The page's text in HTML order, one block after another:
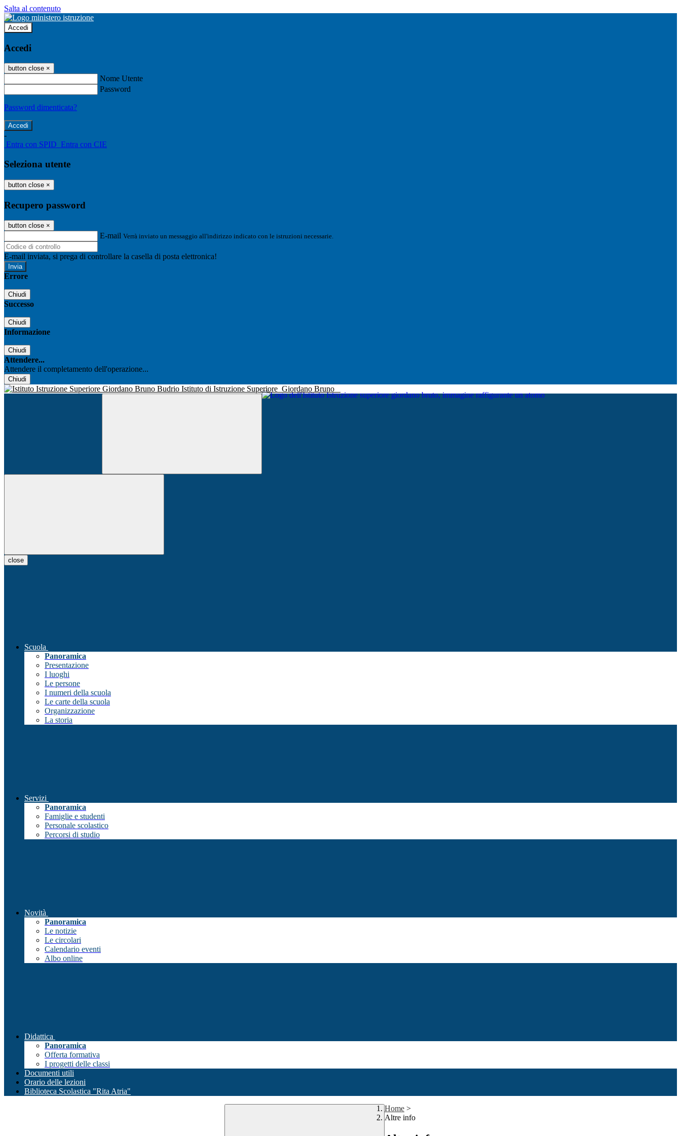
Salta al contenuto
Accedi
Accedi
button close ×
Nome Utente
Password
Password dimenticata?
-
Entra con SPID Entra con CIE
Seleziona utente
button close ×
Recupero password
button close ×
E-mail Verrà inviato un messaggio all'indirizzo indicato con le istruzioni necessarie.
E-mail inviata, si prega di controllare la casella di posta elettronica!
Errore
Chiudi
Successo
Chiudi
Informazione
Chiudi
Attendere...
Attendere il completamento dell'operazione...
Chiudi
Istituto di Istruzione Superiore Giordano Bruno
close
Scuola
Panoramica
Presentazione
I luoghi
Le persone
I numeri della scuola
Le carte della scuola
Organizzazione
La storia
Servizi
Panoramica
Famiglie e studenti
Personale scolastico
Percorsi di studio
Novità
Panoramica
Le notizie
Le circolari
Calendario eventi
Albo online
Didattica
Panoramica
Offerta formativa
I progetti delle classi
Documenti utili
Orario delle lezioni
Biblioteca Scolastica "Rita Atria"
Home >
Altre info